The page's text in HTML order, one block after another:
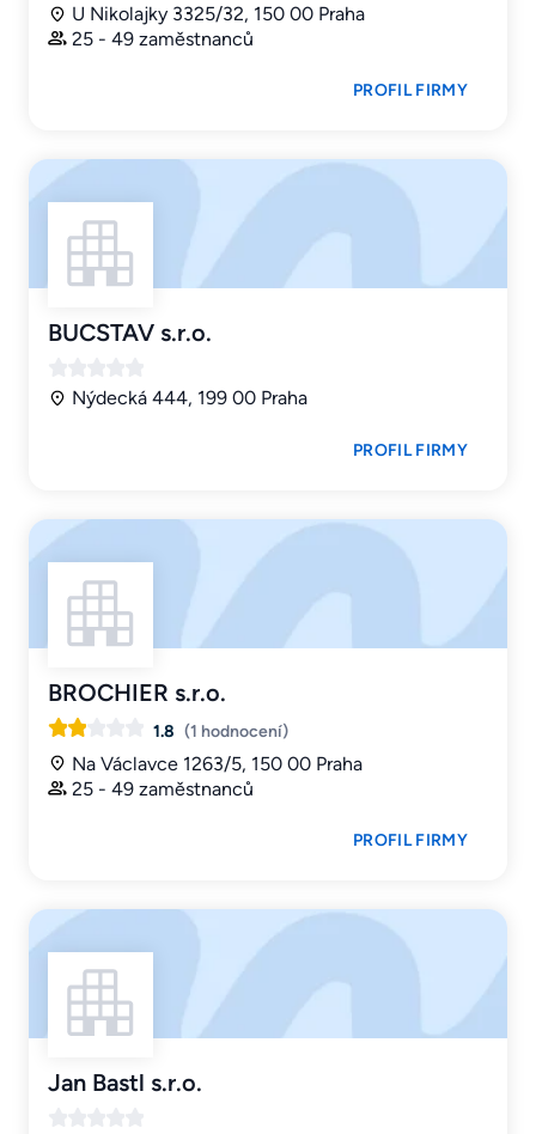
U Nikolajky 3325/32, 150 00 Praha
25 - 49 zaměstnanců
PROFIL FIRMY
BUCSTAV s.r.o.
Nýdecká 444, 199 00 Praha
PROFIL FIRMY
BROCHIER s.r.o.
1.8 (1 hodnocení)
Na Václavce 1263/5, 150 00 Praha
25 - 49 zaměstnanců
PROFIL FIRMY
Jan Bastl s.r.o.